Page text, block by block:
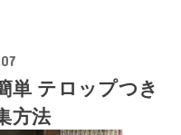
単 テロップつき
方法